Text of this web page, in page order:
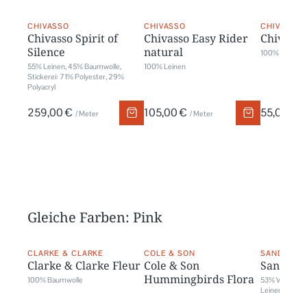
CHIVASSO
Chivasso Spirit of
Silence
55% Leinen, 45% Baumwolle,
Stickerei: 71% Polyester, 29%
Polyacryl
259,00 € / Meter
CHIVASSO
Chivasso Easy Rider
natural
100% Leinen
105,00 € / Meter
CHIVASSO
100%
55,00 €
Gleiche Farben: Pink
CLARKE & CLARKE
Clarke & Clarke Fleur
100% Baumwolle
COLE & SON
Cole & Son
Hummingbirds Flora
53% Viskose,
Leinen